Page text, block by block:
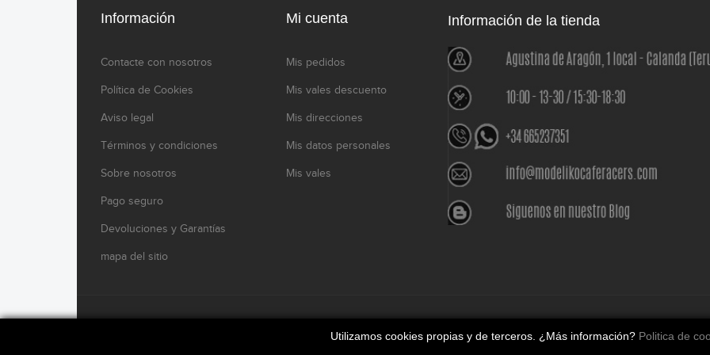
Información
Contacte con nosotros
Política de Cookies
Aviso legal
Términos y condiciones
Sobre nosotros
Pago seguro
Devoluciones y Garantías
mapa del sitio
Mi cuenta
Mis pedidos
Mis vales descuento
Mis direcciones
Mis datos personales
Mis vales
Información de la tienda
Utilizamos cookies propias y de terceros. ¿Más información? Politica de